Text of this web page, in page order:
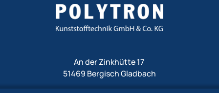
An der Zinkhütte 17
51469 Bergisch Gladbach